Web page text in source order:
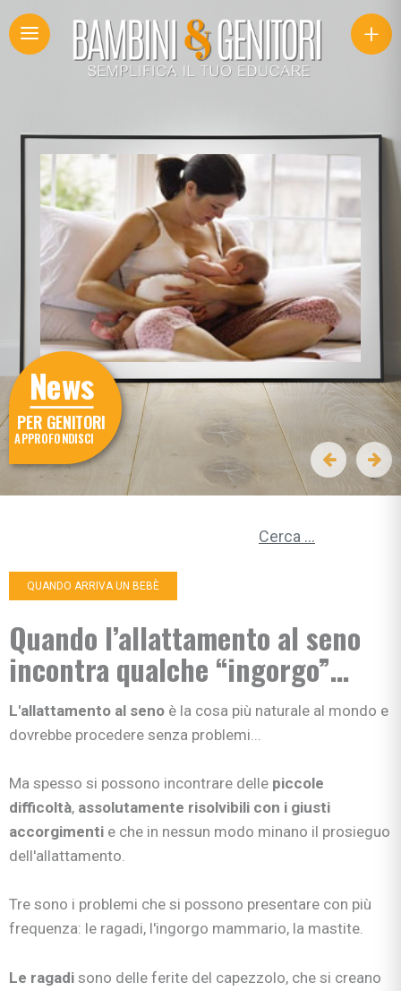
+
News
PER GENITORI
APPROFONDISCI
QUANDO ARRIVA UN BEBÈ
Quando l’allattamento al seno
incontra qualche “ingorgo”…
L'allattamento al seno è la cosa più naturale al mondo e
dovrebbe procedere senza problemi...
Ma spesso si possono incontrare delle piccole
difficoltà, assolutamente risolvibili con i giusti
accorgimenti e che in nessun modo minano il prosieguo
dell'allattamento.
Tre sono i problemi che si possono presentare con più
frequenza: le ragadi, l'ingorgo mammario, la mastite.
Le ragadi sono delle ferite del capezzolo, che si creano